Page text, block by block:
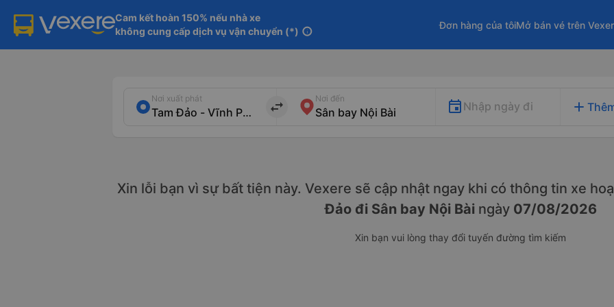
Cam kết hoàn 150% nếu nhà xe
không cung cấp dịch vụ vận chuyển (*) info
Đơn hàng của tôiMở bán vé trên
Nơi xuất phát
import_export
Nơi đến
Nhập ngày đi add
Xin lỗi bạn vì sự bất tiện này. Vexere sẽ cập nhật ngay khi có thông tin xe
Đảo đi Sân bay Nội Bài ngày 07/08/2026
Xin bạn vui lòng thay đổi tuyến đường tìm kiếm